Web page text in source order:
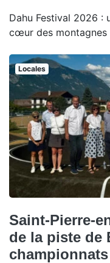
Dahu Festival 2026 :
cœur des montagnes
Locales
Saint-Pierre-
de la piste de